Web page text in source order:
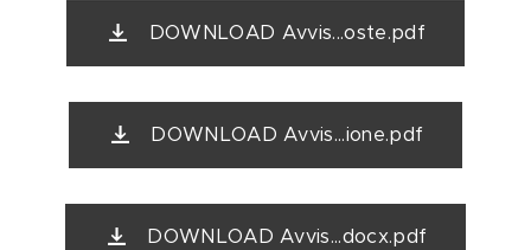
DOWNLOAD Avvis...oste.pdf
DOWNLOAD Avvis...ione.pdf
DOWNLOAD Avvis...docx.pdf